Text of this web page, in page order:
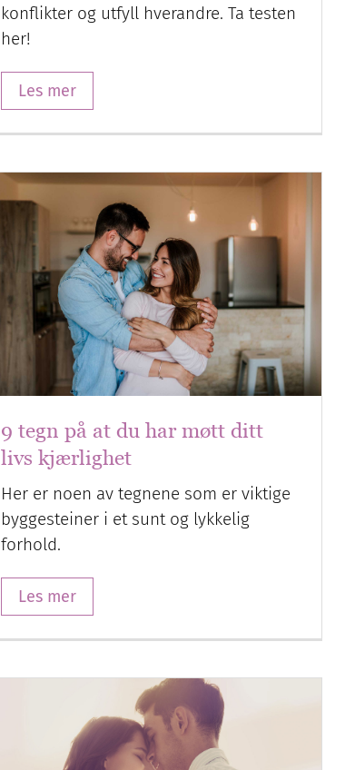
konflikter og utfyll hverandre. Ta testen
her!
Les mer
9 tegn på at du har møtt ditt
livs kjærlighet
Her er noen av tegnene som er viktige
byggesteiner i et sunt og lykkelig
forhold.
Les mer